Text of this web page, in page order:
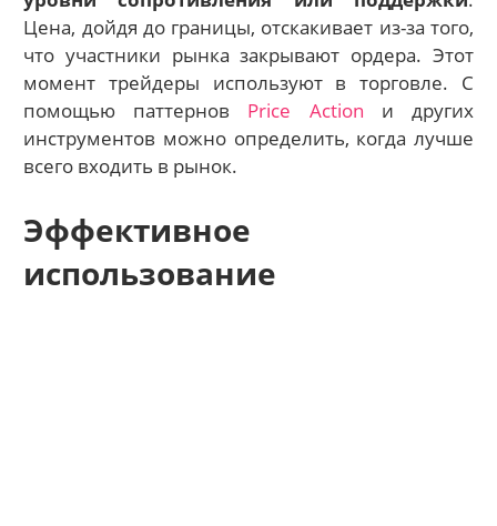
Цена, дойдя до границы, отскакивает из-за того,
что участники рынка закрывают ордера. Этот
момент трейдеры используют в торговле. С
помощью паттернов Price Action и других
инструментов можно определить, когда лучше
всего входить в рынок.
Эффективное
использование